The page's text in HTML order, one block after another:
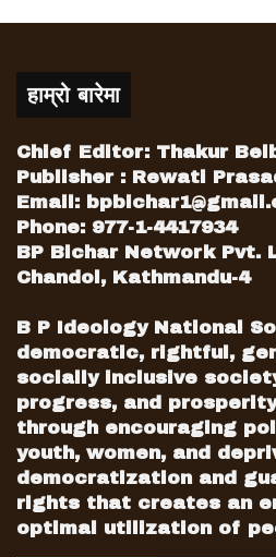
हाम्रो बारेमा
Chief Editor: Thakur
Publisher : Rewati
Email:
Phone: 977-1-4417934
BP Bichar Network Pvt.
Chandol, Kathmandu-4
B P Ideology National
democratic, rightful,
socially inclusive
progress, and
through encouraging
youth, women, and
democratization and
rights that creates an
optimal utilization of